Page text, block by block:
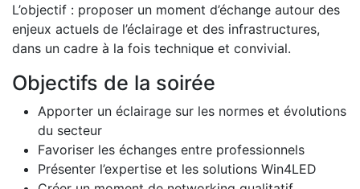
L’objectif : proposer un moment d’échange autour des
enjeux actuels de l’éclairage et des infrastructures,
dans un cadre à la fois technique et convivial.
Objectifs de la soirée
Apporter un éclairage sur les normes et évolutions
du secteur
Favoriser les échanges entre professionnels
Présenter l’expertise et les solutions Win4LED